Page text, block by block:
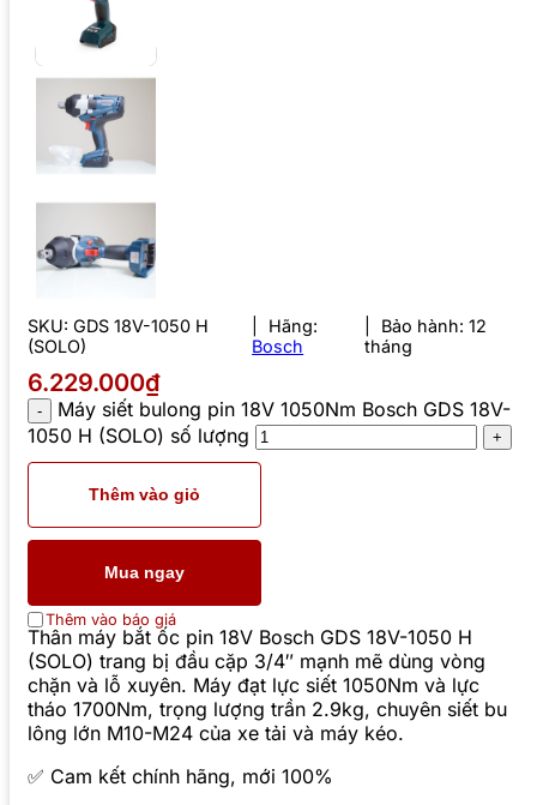
SKU: GDS 18V-1050 H
(SOLO)
Hãng:
Bosch
Bảo hành: 12
tháng
6.229.000₫
Máy siết bulong pin 18V 1050Nm Bosch GDS 18V-
1050 H (SOLO) số lượng
Thêm vào giỏ
Mua ngay
Thêm vào báo giá
Thân máy bắt ốc pin 18V Bosch GDS 18V-1050 H
(SOLO) trang bị đầu cặp 3/4″ mạnh mẽ dùng vòng
chặn và lỗ xuyên. Máy đạt lực siết 1050Nm và lực
tháo 1700Nm, trọng lượng trần 2.9kg, chuyên siết bu
lông lớn M10-M24 của xe tải và máy kéo.
✅ Cam kết chính hãng, mới 100%